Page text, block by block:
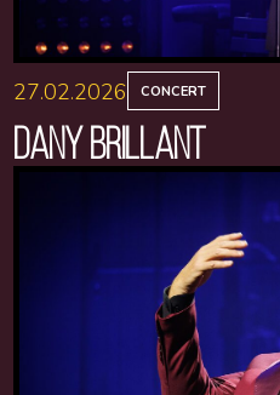
27.02.2026 CONCERT
DANY BRILLANT